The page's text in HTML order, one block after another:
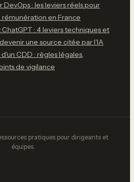
DevOps : les leviers réels pour
en France
: 4 leviers techniques et
une source citée par l'IA
CDD : règles légales,
de vigilance
pratiques pour dirigeants et
équipes.